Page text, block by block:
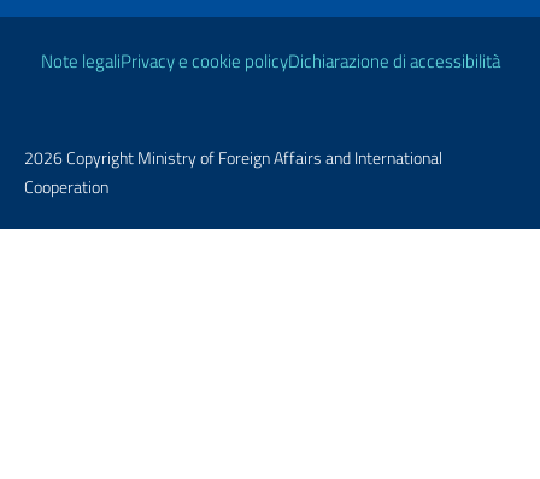
Useful links
Note legaliPrivacy e cookie policyDichiarazione di accessibilità
2026 Copyright Ministry of Foreign Affairs and International
Cooperation